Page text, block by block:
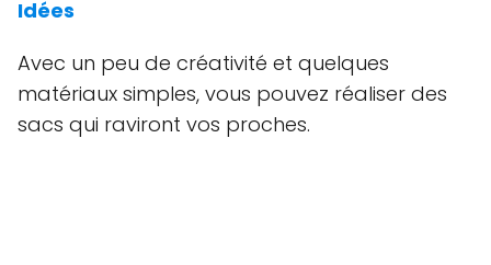
Idées
Avec un peu de créativité et quelques
matériaux simples, vous pouvez réaliser des
sacs qui raviront vos proches.